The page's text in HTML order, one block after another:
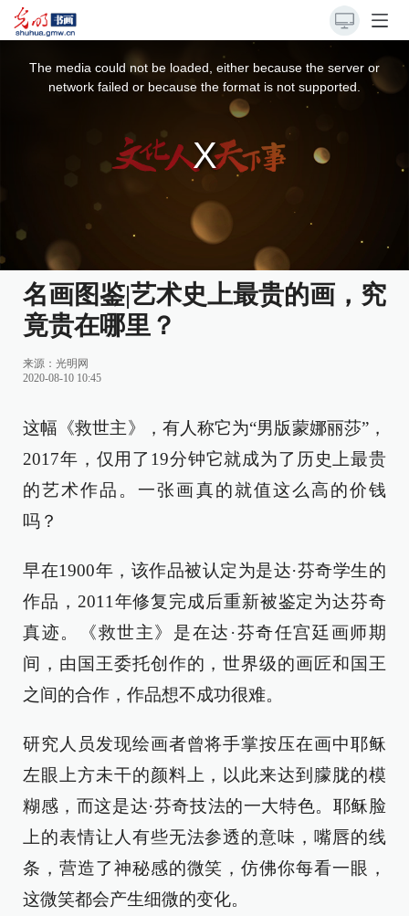
The media could not be loaded, either because the server or
network failed or because the format is not supported.
名画图鉴|艺术史上最贵的画，究
竟贵在哪里？
来源： 光明网
2020-08-10 10:45
这幅《救世主》，有人称它为“男版蒙娜丽莎”，
2017年，仅用了19分钟它就成为了历史上最贵
的艺术作品。一张画真的就值这么高的价钱
吗？
早在1900年，该作品被认定为是达·芬奇学生的
作品，2011年修复完成后重新被鉴定为达芬奇
真迹。《救世主》是在达·芬奇任宫廷画师期
间，由国王委托创作的，世界级的画匠和国王
之间的合作，作品想不成功很难。
研究人员发现绘画者曾将手掌按压在画中耶稣
左眼上方未干的颜料上，以此来达到朦胧的模
糊感，而这是达·芬奇技法的一大特色。耶稣脸
上的表情让人有些无法参透的意味，嘴唇的线
条，营造了神秘感的微笑，仿佛你每看一眼，
这微笑都会产生细微的变化。